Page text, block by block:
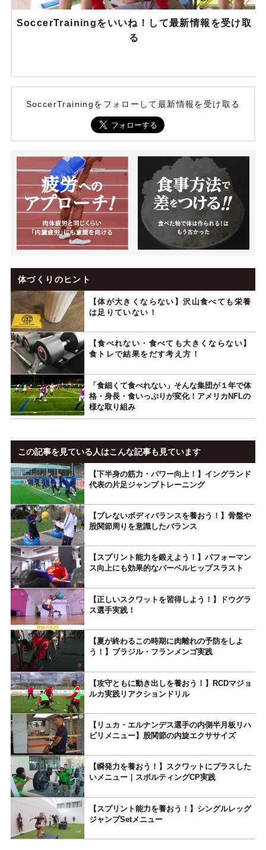
SoccerTrainingをいいね！して最新情報を受け取
る
SoccerTrainingをフォローして最新情報を受け取る
体づくりのヒント
【体が大きくならない】沢山食べても栄養
は足りていない！
【食べれない・食べても大きくならない】
食トレで結果をだす考え方！
「食細くて食べれない」そんな集団が１年で体
格・身長・食いっぷりが変化！アメリカNFLの
様な取り組み
この記事を見ている人はこんな記事も見ています
【下半身の筋力・パワー向上！】イングランド
代表の片足ジャンプトレーニング
【ブレないボディバランスを養おう！】骨盤や
股関節周りを意識したバランス
【スプリント能力を鍛えよう！】パフォーマン
ス向上にも効果的なバーベルヒップスラスト
【正しいスクワットを習得しよう！】ドウグラ
ス選手実践！
【夏が終わるこの時期に肉離れの予防をしよ
う！】ブラジル・フランメンゴ実践
【攻守ともに動き出しを養おう！】RCDマジョ
ルカ実践リアクションドリル
【リュカ・エルナンデス選手の内側半月板リハ
ビリメニュー】股関節の内旋エクササイズ
【瞬発力を養おう！】スクワットにプラスした
いメニュー｜スポルティングCP実践
【スプリント能力を養おう！】シングルレッグ
ジャンプSetメニュー